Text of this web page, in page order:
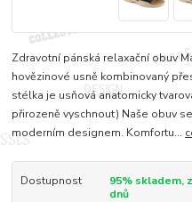
Zdravotní pánská relaxační obuv
hovězinové usně kombinovaný
stélka je usňová anatomicky
přirozeně vyschnout) Naše obuv
moderním designem. Komfortu...
Dostupnost
95% skladem,
dnů